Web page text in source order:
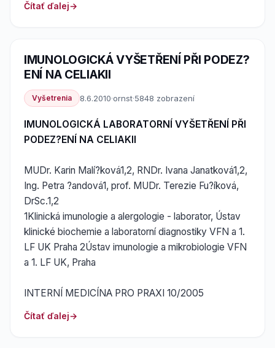
Čítať ďalej
IMUNOLOGICKÁ VYŠETŘENÍ PŘI PODEZ?
ENÍ NA CELIAKII
Vyšetrenia 8.6.2010·ornst·5848 zobrazení
IMUNOLOGICKÁ LABORATORNÍ VYŠETŘENÍ PŘI
PODEZ?ENÍ NA CELIAKII
MUDr. Karin Malí?ková1,2, RNDr. Ivana Janatková1,2,
Ing. Petra ?andová1, prof. MUDr. Terezie Fu?íková,
DrSc.1,2
1Klinická imunologie a alergologie - laborator, Ústav
klinické biochemie a laboratorní diagnostiky VFN a 1.
LF UK Praha 2Ústav imunologie a mikrobiologie VFN
a 1. LF UK, Praha
INTERNÍ MEDICÍNA PRO PRAXI 10/2005
Čítať ďalej